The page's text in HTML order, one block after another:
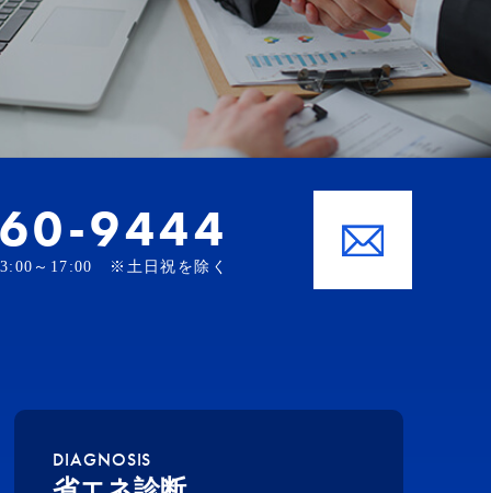
9444
～17:00 ※土日祝を除く
DIAGNOSIS